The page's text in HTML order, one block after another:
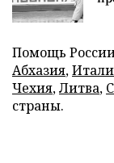
Помощь
Абхазия,
Чехия,Литва,
страны.